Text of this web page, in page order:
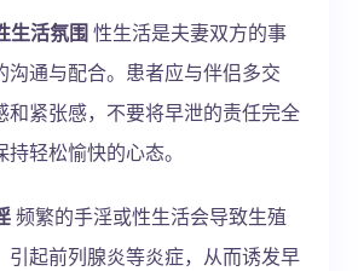
生活氛围性生活是夫妻双方的事
沟通与配合。患者应与伴侣多交
和紧张感，不要将早泄的责任完全
轻松愉快的心态。
频繁的手淫或性生活会导致生殖
引起前列腺炎等炎症，从而诱发早